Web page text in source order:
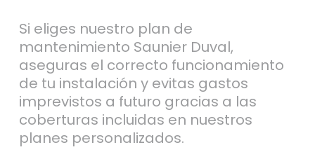
Si eliges nuestro plan de
mantenimiento Saunier Duval,
aseguras el correcto funcionamiento
de tu instalación y evitas gastos
imprevistos a futuro gracias a las
coberturas incluidas en nuestros
planes personalizados.